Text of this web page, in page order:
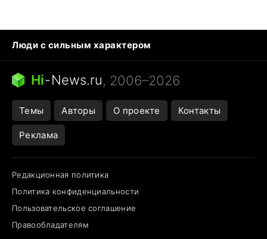
Люди с сильным характером
Кошка писает на кровать
Тунцы в океанариуме
Ядовитые пауки России
Города в ядерной войне
Открытие в Google Maps
Hi-News.ru, 2006–2026
Темы Авторы О проекте Контакты
Реклама
Редакционная политика
Политика конфиденциальности
Пользовательское соглашение
Правообладателям